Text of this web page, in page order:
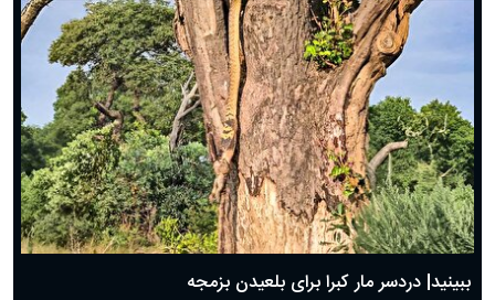
ببینید| دردسر مار کبرا برای بلعیدن بزمجه